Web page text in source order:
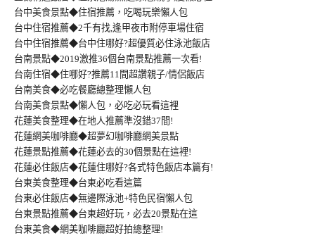
台中美食景點◆住宿推薦，吃喝玩樂懶人包
台中住宿推薦◆2千有找,逢甲夜市附停車場住宿
台中住宿推薦◆台中住哪好?超優質必住泳池飯店
台南景點◆2019激推36個台南景點推薦一次看!
台南住宿◆住哪好?推薦11間超讚親子/情侶飯店
台南美食◆必吃餐廳總整理懶人包
台南美食景點◆懶人包，必吃必玩看這裡
花蓮美食整理◆在地人推薦準沒錯37間!
花蓮網美咖啡廳◆超夢幻咖啡廳網美景點
花蓮景點推薦◆花蓮必去的30個景點在這裡!
花蓮必住飯店◆花蓮住哪好?各式特色飯店本篇有!
台東美食整理◆台東必吃看這篇
台東必住飯店◆無邊際泳池+特色民宿懶人包
台東景點推薦◆台東超好玩，必去20景點在這
台東美食◆網美咖啡廳超好拍總整理!